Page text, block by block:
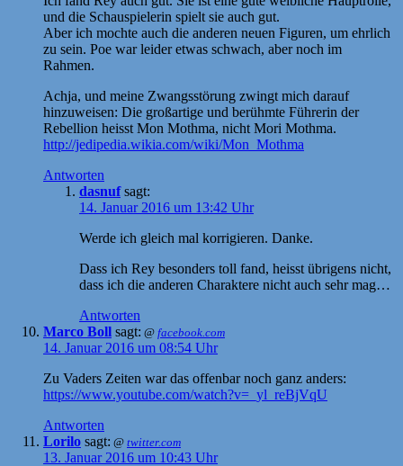
und die Schauspielerin spielt sie auch gut.
Aber ich mochte auch die anderen neuen Figuren, um ehrlich
zu sein. Poe war leider etwas schwach, aber noch im
Rahmen.
Achja, und meine Zwangsstörung zwingt mich darauf
hinzuweisen: Die großartige und berühmte Führerin der
Rebellion heisst Mon Mothma, nicht Mori Mothma.
http://jedipedia.wikia.com/wiki/Mon_Mothma
Antworten
dasnuf sagt:
14. Januar 2016 um 13:42 Uhr
Werde ich gleich mal korrigieren. Danke.
Dass ich Rey besonders toll fand, heisst übrigens nicht,
dass ich die anderen Charaktere nicht auch sehr mag…
Antworten
Marco Boll sagt: @ facebook.com
14. Januar 2016 um 08:54 Uhr
Zu Vaders Zeiten war das offenbar noch ganz anders:
https://www.youtube.com/watch?v=_yl_reBjVqU
Antworten
Lorilo sagt: @ twitter.com
13. Januar 2016 um 10:43 Uhr